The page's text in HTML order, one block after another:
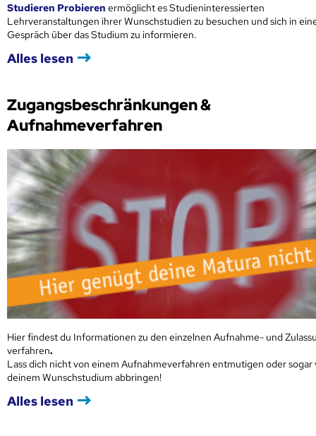
Studieren Probieren ermöglicht es Studieninteressierten
Lehrveranstaltungen ihrer Wunschstudien zu besuchen und sich in
Gespräch über das Studium zu informieren.
Alles lesen
Zugangsbeschränkungen &
Aufnahmeverfahren
Hier findest du Informationen zu den einzelnen Aufnahme- und
verfahren.
Lass dich nicht von einem Aufnahmeverfahren entmutigen oder sogar
deinem Wunschstudium abbringen!
Alles lesen